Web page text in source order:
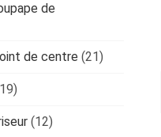
de
de centre (21)
(12)